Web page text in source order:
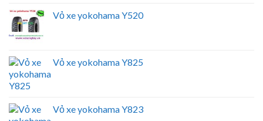
Vỏ xe yokohama Y520
Vỏ xe yokohama Y825
Vỏ xe yokohama Y823